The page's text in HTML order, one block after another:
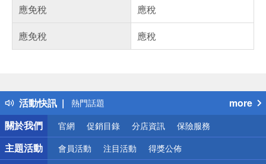
應免稅
應稅
應免稅
應稅
活動快訊
得獎公告
熱門話題
銀行優惠
偏遠地區配送
詐騙網頁！請小心！
more
關於我們
官網 促銷目錄 分店資訊 保險服務
主題活動 會員活動 注目活動 得獎公佈